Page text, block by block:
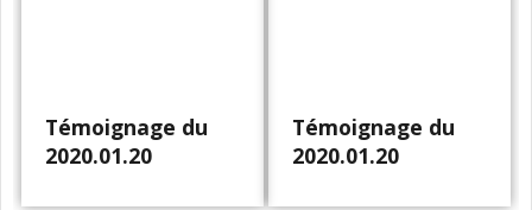
Témoignage du
2020.01.20
Témoignage du
2020.01.20